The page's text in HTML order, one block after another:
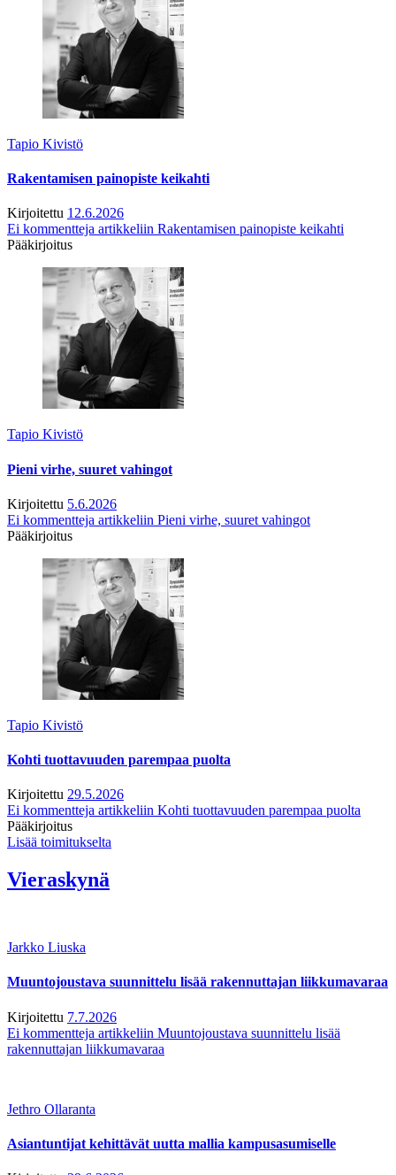
Tapio Kivistö
Rakentamisen painopiste keikahti
Kirjoitettu 12.6.2026
Ei kommentteja artikkeliin Rakentamisen painopiste keikahti
Pääkirjoitus
Tapio Kivistö
Pieni virhe, suuret vahingot
Kirjoitettu 5.6.2026
Ei kommentteja artikkeliin Pieni virhe, suuret vahingot
Pääkirjoitus
Tapio Kivistö
Kohti tuottavuuden parempaa puolta
Kirjoitettu 29.5.2026
Ei kommentteja artikkeliin Kohti tuottavuuden parempaa puolta
Pääkirjoitus
Lisää toimitukselta
Vieraskynä
Jarkko Liuska
Muuntojoustava suunnittelu lisää rakennuttajan liikkumavaraa
Kirjoitettu 7.7.2026
Ei kommentteja artikkeliin Muuntojoustava suunnittelu lisää
rakennuttajan liikkumavaraa
Jethro Ollaranta
Asiantuntijat kehittävät uutta mallia kampusasumiselle